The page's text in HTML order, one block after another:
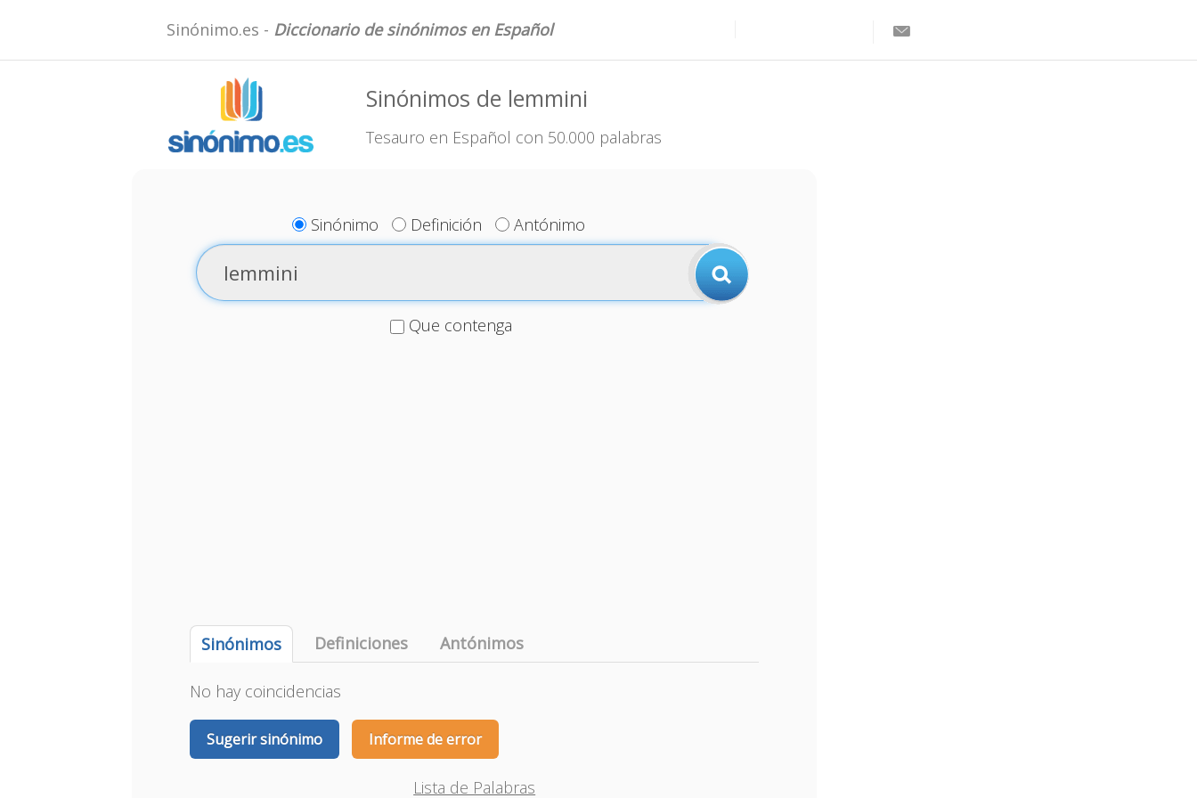
Sinónimo.es - Diccionario de sinónimos en Español
Sinónimos de lemmini
Tesauro en Español con 50.000 palabras
Sinónimo Definición Antónimo
Que contenga
Sinónimos Definiciones Antónimos
No hay coincidencias
Sugerir sinónimo Informe de error
Lista de Palabras